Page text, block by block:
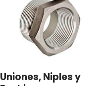
Uniones, Niples y